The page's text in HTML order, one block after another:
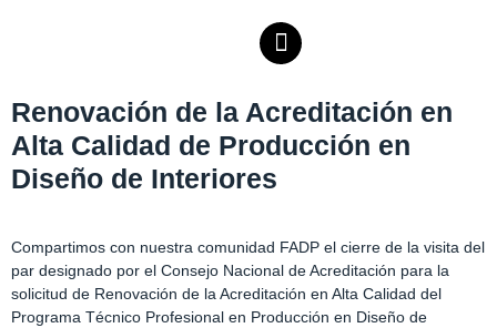
Renovación de la Acreditación en
Alta Calidad de Producción en
Diseño de Interiores
Compartimos con nuestra comunidad FADP el cierre de la visita del
par designado por el Consejo Nacional de Acreditación para la
solicitud de Renovación de la Acreditación en Alta Calidad del
Programa Técnico Profesional en Producción en Diseño de